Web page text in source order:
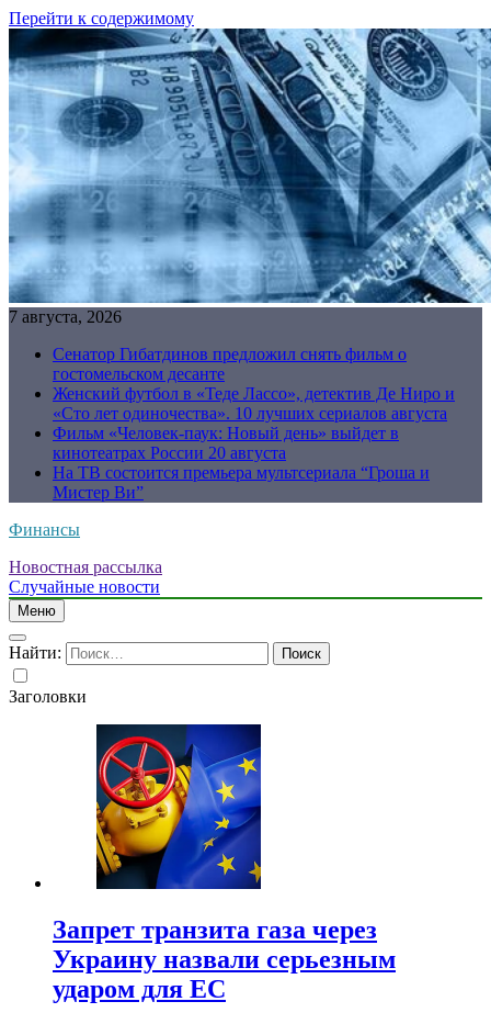
Перейти к содержимому
7 августа, 2026
Сенатор Гибатдинов предложил снять фильм о
гостомельском десанте
Женский футбол в «Теде Лассо», детектив Де Ниро и
«Сто лет одиночества». 10 лучших сериалов августа
Фильм «Человек-паук: Новый день» выйдет в
кинотеатрах России 20 августа
На ТВ состоится премьера мультсериала “Гроша и
Мистер Ви”
Финансы
Новостная рассылка
Случайные новости
Меню
Найти:
Заголовки
Запрет транзита газа через
Украину назвали серьезным
ударом для ЕС